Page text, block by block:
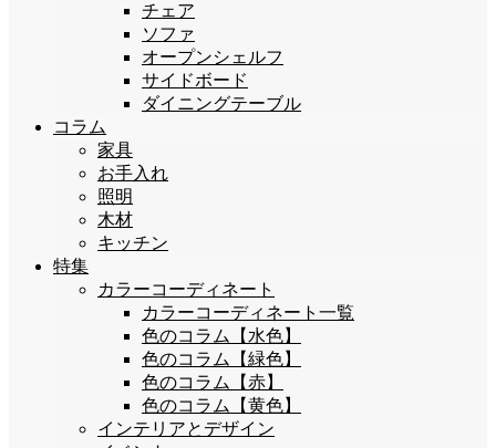
チェア
ソファ
オープンシェルフ
サイドボード
ダイニングテーブル
コラム
家具
お手入れ
照明
木材
キッチン
特集
カラーコーディネート
カラーコーディネート一覧
色のコラム【水色】
色のコラム【緑色】
色のコラム【赤】
色のコラム【黄色】
インテリアとデザイン